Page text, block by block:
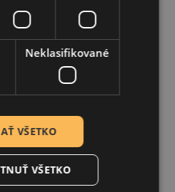
Neklasifikované
VŠETKO
VŠETKO